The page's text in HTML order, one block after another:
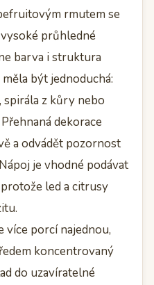
rmutem se
průhledné
barva i struktura
být jednoduchá:
z kůry nebo
dekorace
a odvádět pozornost
je vhodné podávat
led a citrusy
více porcí najednou,
koncentrovaný
do uzavíratelné